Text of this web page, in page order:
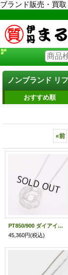
ブランド販売・買取
ノンブランド リ
おすすめ順
«前
PT850/900 ダイアイリペンダントネックレス 0.281ct 0.07ct 3.00g
45,360円(税込)